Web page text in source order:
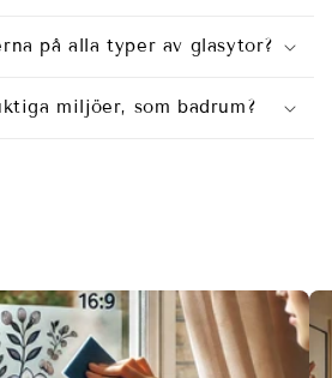
på alla typer av glasytor?
miljöer, som badrum?